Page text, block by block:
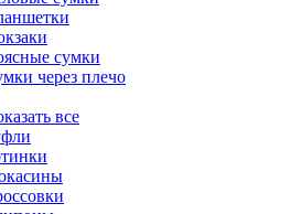
сумки
через плечо
все